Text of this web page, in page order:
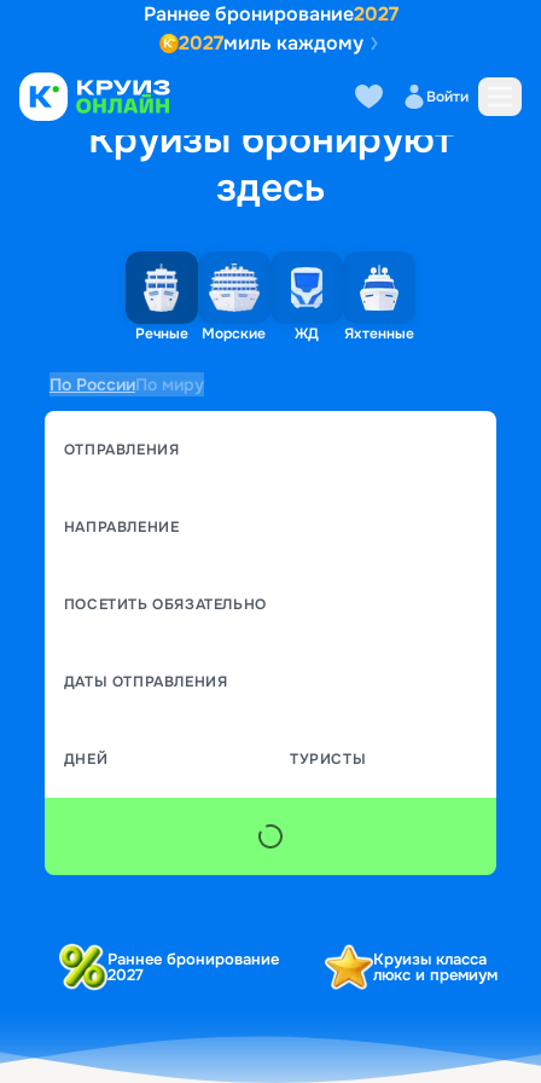
Раннее бронирование2027
2027миль каждому
Войти
Круизы бронируют
здесь
Речные Морские ЖД Яхтенные
По РоссииПо миру
ОТПРАВЛЕНИЯ
НАПРАВЛЕНИЕ
ПОСЕТИТЬ ОБЯЗАТЕЛЬНО
ДАТЫ ОТПРАВЛЕНИЯ
ДНЕЙ ТУРИСТЫ
Раннее бронирование
2027
Круизы класса
люкс и премиум